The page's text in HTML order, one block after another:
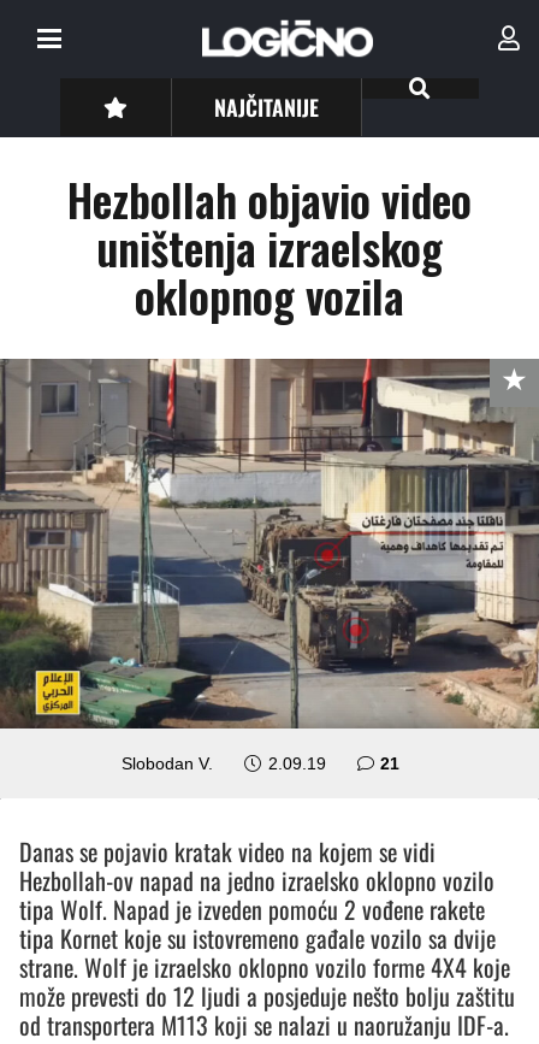
NAJČITANIJE
Hezbollah objavio video
uništenja izraelskog
oklopnog vozila
Slobodan V. 2.09.19 21
Danas se pojavio kratak video na kojem se vidi
Hezbollah-ov napad na jedno izraelsko oklopno vozilo
tipa Wolf. Napad je izveden pomoću 2 vođene rakete
tipa Kornet koje su istovremeno gađale vozilo sa dvije
strane. Wolf je izraelsko oklopno vozilo forme 4X4 koje
može prevesti do 12 ljudi a posjeduje nešto bolju zaštitu
od transportera M113 koji se nalazi u naoružanju IDF-a.